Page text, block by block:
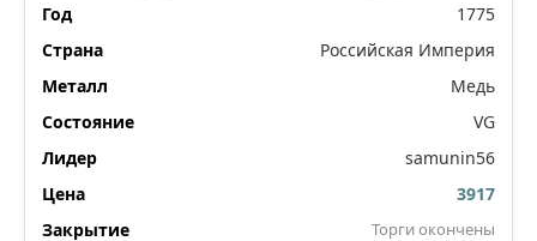
1775
Российская Империя
Медь
VG
samunin56
3917
Торги окончены